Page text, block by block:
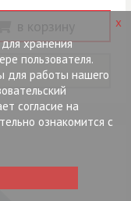
хранения
пользователя.
для работы нашего
согласие на
ознакомится с
x